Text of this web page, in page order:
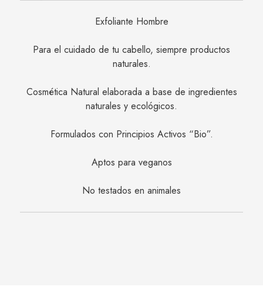
Exfoliante Hombre
Para el cuidado de tu cabello, siempre productos
naturales.
Cosmética Natural elaborada a base de ingredientes
naturales y ecológicos.
Formulados con Principios Activos “Bio”.
Aptos para veganos
No testados en animales